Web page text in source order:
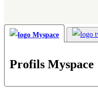
Profils Myspace